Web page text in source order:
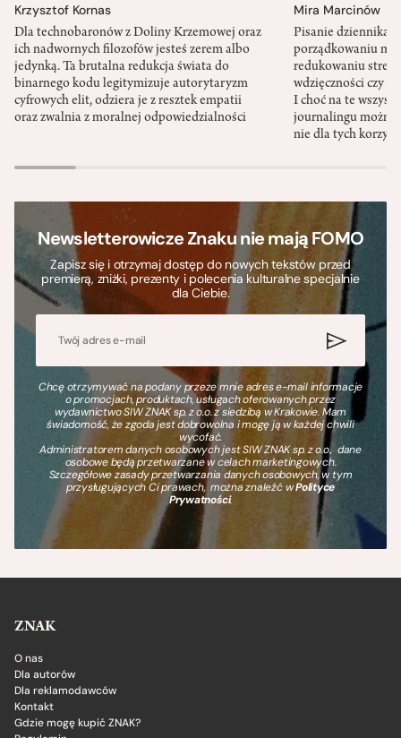
Krzysztof Kornas
Dla technobaronów z Doliny Krzemowej oraz
ich nadwornych filozofów jesteś zerem albo
jedynką. Ta brutalna redukcja świata do
binarnego kodu legitymizuje autorytaryzm
cyfrowych elit, odziera je z resztek empatii
oraz zwalnia z moralnej odpowiedzialności
Mira Marcinów
Pisanie dziennika
porządkowaniu
redukowaniu
wdzięczności czy
I choć na te
journalingu można
nie dla tych
Newsletterowicze Znaku nie mają FOMO
Zapisz się i otrzymaj dostęp do nowych tekstów przed
premierą, zniżki, prezenty i polecenia kulturalne specjalnie
dla Ciebie.
Chcę otrzymywać na podany przeze mnie adres e-mail informacje
o promocjach, produktach, usługach oferowanych przez
wydawnictwo SIW ZNAK sp. z o.o. z siedzibą w Krakowie. Mam
świadomość, że zgoda jest dobrowolna i mogę ją w każdej chwili
wycofać.
Administratorem danych osobowych jest SIW ZNAK sp. z o.o., dane
osobowe będą przetwarzane w celach marketingowych.
Szczegółowe zasady przetwarzania danych osobowych, w tym
przysługujących Ci prawach, można znaleźć wPolityce
Prywatności.
ZNAK
O nas
Dla autorów
Dla reklamodawców
Kontakt
Gdzie mogę kupić ZNAK?